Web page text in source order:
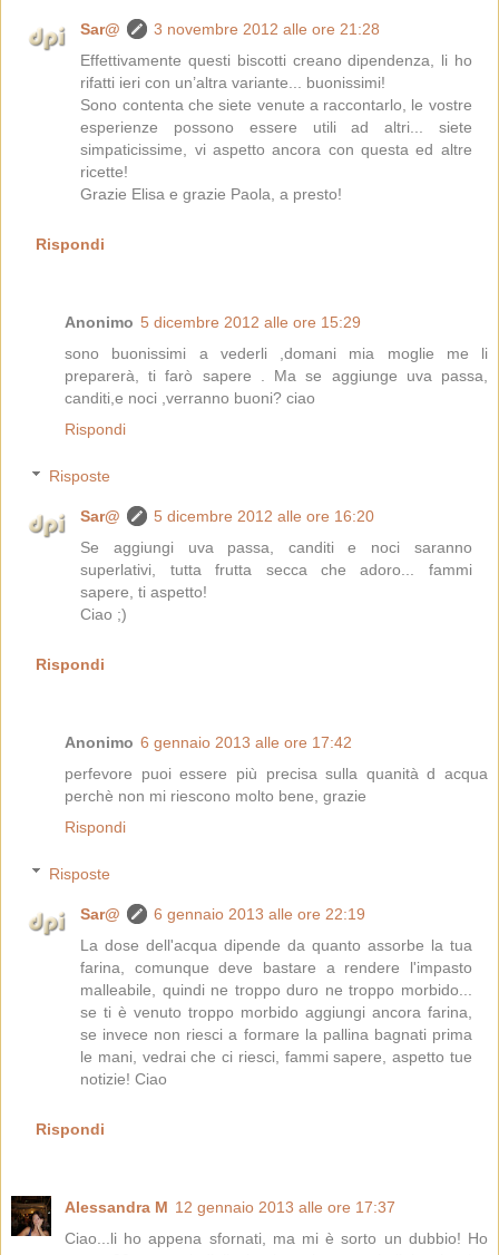
Sar@
3 novembre 2012 alle ore 21:28
Effettivamente questi biscotti creano dipendenza, li ho
rifatti ieri con un’altra variante... buonissimi!
Sono contenta che siete venute a raccontarlo, le vostre
esperienze possono essere utili ad altri... siete
simpaticissime, vi aspetto ancora con questa ed altre
ricette!
Grazie Elisa e grazie Paola, a presto!
Rispondi
Anonimo 5 dicembre 2012 alle ore 15:29
sono buonissimi a vederli ,domani mia moglie me li
preparerà, ti farò sapere . Ma se aggiunge uva passa,
canditi,e noci ,verranno buoni? ciao
Rispondi
Risposte
Sar@
5 dicembre 2012 alle ore 16:20
Se aggiungi uva passa, canditi e noci saranno
superlativi, tutta frutta secca che adoro... fammi
sapere, ti aspetto!
Ciao ;)
Rispondi
Anonimo 6 gennaio 2013 alle ore 17:42
perfevore puoi essere più precisa sulla quanità d acqua
perchè non mi riescono molto bene, grazie
Rispondi
Risposte
Sar@
6 gennaio 2013 alle ore 22:19
La dose dell'acqua dipende da quanto assorbe la tua
farina, comunque deve bastare a rendere l'impasto
malleabile, quindi ne troppo duro ne troppo morbido...
se ti è venuto troppo morbido aggiungi ancora farina,
se invece non riesci a formare la pallina bagnati prima
le mani, vedrai che ci riesci, fammi sapere, aspetto tue
notizie! Ciao
Rispondi
Alessandra M 12 gennaio 2013 alle ore 17:37
Ciao...li ho appena sfornati, ma mi è sorto un dubbio! Ho